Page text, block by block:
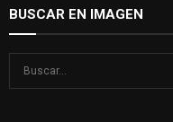
BUSCAR EN IMAGEN